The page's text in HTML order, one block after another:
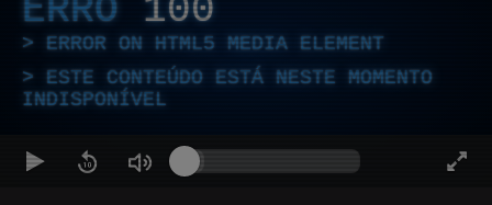
ERRO 100
ERROR ON HTML5 MEDIA ELEMENT
ESTE CONTEÚDO ESTÁ NESTE MOMENTO
INDISPONÍVEL